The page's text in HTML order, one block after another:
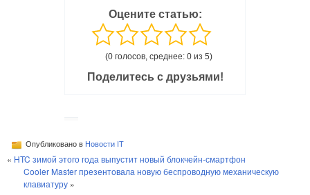
Оцените статью:
(0 голосов, среднее: 0 из 5)
Поделитесь с друзьями!
Опубликовано в Новости IT
« HTC зимой этого года выпустит новый блокчейн-смартфон
Cooler Master презентовала новую беспроводную механическую
клавиатуру »